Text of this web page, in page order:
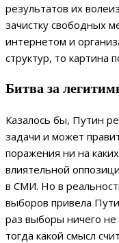
результатов их
зачистку свободных
интернетом и
структур, то картина
Битва за
Казалось бы, Путин
задачи и может
поражения ни на
влиятельной
в СМИ. Но в
выборов привела
раз выборы ничего
тогда какой смысл